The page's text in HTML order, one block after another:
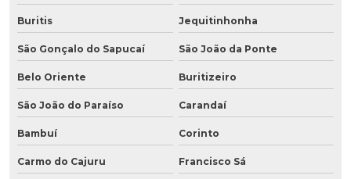
Buritis Jequitinhonha
São Gonçalo do Sapucaí São João da Ponte
Belo Oriente Buritizeiro
São João do Paraíso Carandaí
Bambuí Corinto
Carmo do Cajuru Francisco Sá